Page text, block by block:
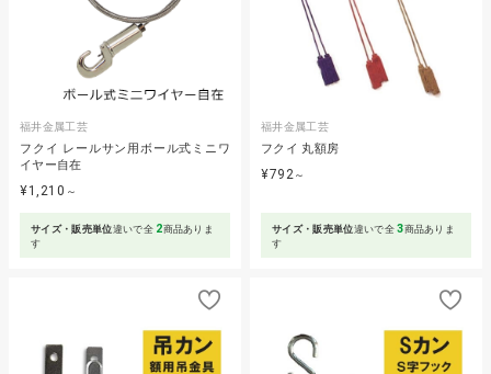
福井金属工芸
フクイ レールサン用ボール式ミニワ
イヤー自在
¥1,210 ～
サイズ・販売単位違いで全 2商品ありま
す
福井金属工芸
フクイ 丸額房
¥792～
サイズ・販売単位違いで全3商品ありま
す